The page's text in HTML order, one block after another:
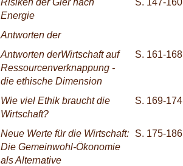
Energie
Antworten der
Antworten derWirtschaft auf
Ressourcenverknappung -
die ethische Dimension
S. 161-168
Wie viel Ethik braucht die
Wirtschaft?
S. 169-174
Neue Werte für die Wirtschaft:
Die Gemeinwohl-Ökonomie
als Alternative
S. 175-186